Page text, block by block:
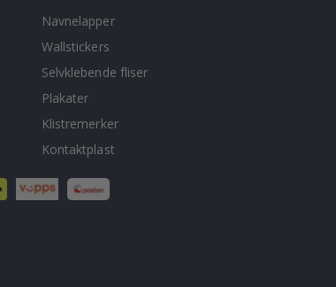
Navnelapper
Wallstickers
Selvklebende fliser
Plakater
Klistremerker
Kontaktplast